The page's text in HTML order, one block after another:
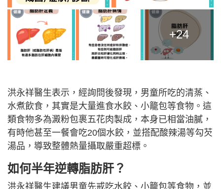
+24
洪永祥醫生表示，經詢問後發現，男童所吃的清蒸、
水煮飲食，其實是大量進食水餃、小籠包等食物。這
類食物多為澱粉包裹五花肉製成，本身已相當油膩，
有時他甚至一餐會吃20個水餃，並搭配酸辣湯等勾芡
湯品，導致整體熱量攝取嚴重超標。
如何半年逆轉脂肪肝？
洪永祥醫生建議男童先戒吃水餃、小籠包等食物，並